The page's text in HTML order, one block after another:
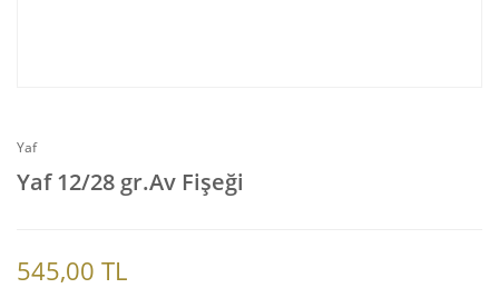
Yaf
Yaf 12/28 gr.Av Fişeği
545,00 TL